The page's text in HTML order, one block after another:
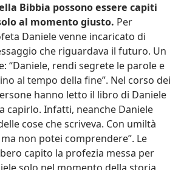
Bibbia possono essere capiti
al momento giusto. Per
Daniele venne incaricato di
che riguardava il futuro. Un
“Daniele, rendi segrete le parole e
al tempo della fine”. Nel corso dei
hanno letto il libro di Daniele
capirlo. Infatti, neanche Daniele
cose che scriveva. Con umiltà
non potei comprendere”. Le
capito la profezia messa per